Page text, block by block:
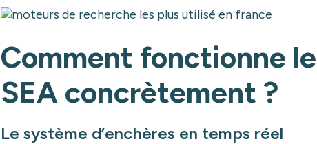
Comment fonctionne le
SEA concrètement ?
Le système d’enchères en temps réel